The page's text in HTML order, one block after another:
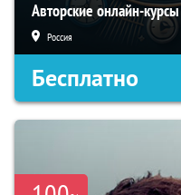
Авторские онлайн-
Россия
Бесплатно